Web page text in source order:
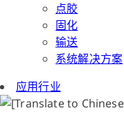
点胶
固化
输送
系统解决方案
应用行业